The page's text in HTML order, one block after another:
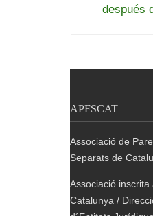
después
APFSCAT
Associació de
Separats de
Associació
Catalunya /